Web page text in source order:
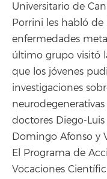
Universitario de
Porrini les habló
enfermedades
último grupo visitó
que los jóvenes
investigaciones
doctores Diego-
Domingo Afonso y
El Programa de
Vocaciones